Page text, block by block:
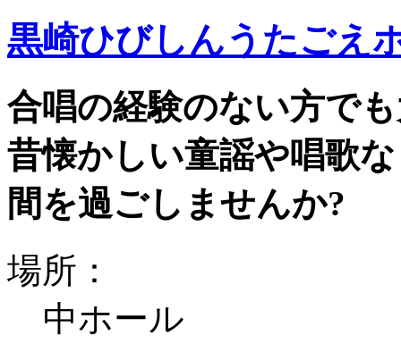
黒崎ひびしんうたごえ
合唱の経験のない方で
昔懐かしい童謡や唱歌
間を過ごしませんか?
場所：
中ホール